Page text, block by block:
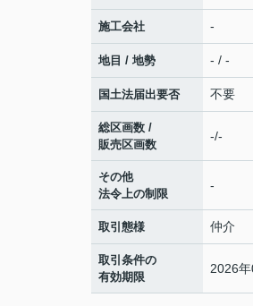
施工会社 -
地目 / 地勢 - / -
国土法届出要否 不要
総区画数 /
販売区画数
-/-
その他
法令上の制限
-
取引態様 仲介
取引条件の
有効期限
2026